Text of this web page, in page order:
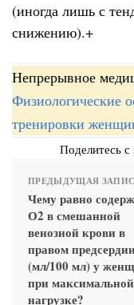
(иногда лишь с
снижению).+
Непрерывное
Физиологические
тренировки
Поделитесь
ПРЕДЫДУЩАЯ
Чему равно
О2 в смешанной
венозной крови в
правом предсердии
(мл/100 мл) у
при максимальной
нагрузке?